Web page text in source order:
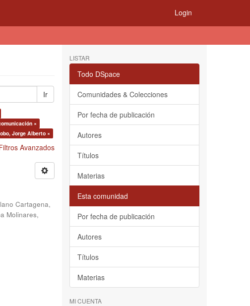
Login
Ir
×
Jorge Alberto ×
Avanzados
Cartagena,
Molinares,
LISTAR
Todo DSpace
Comunidades & Colecciones
Por fecha de publicación
Autores
Títulos
Materias
Esta comunidad
Por fecha de publicación
Autores
Títulos
Materias
MI CUENTA